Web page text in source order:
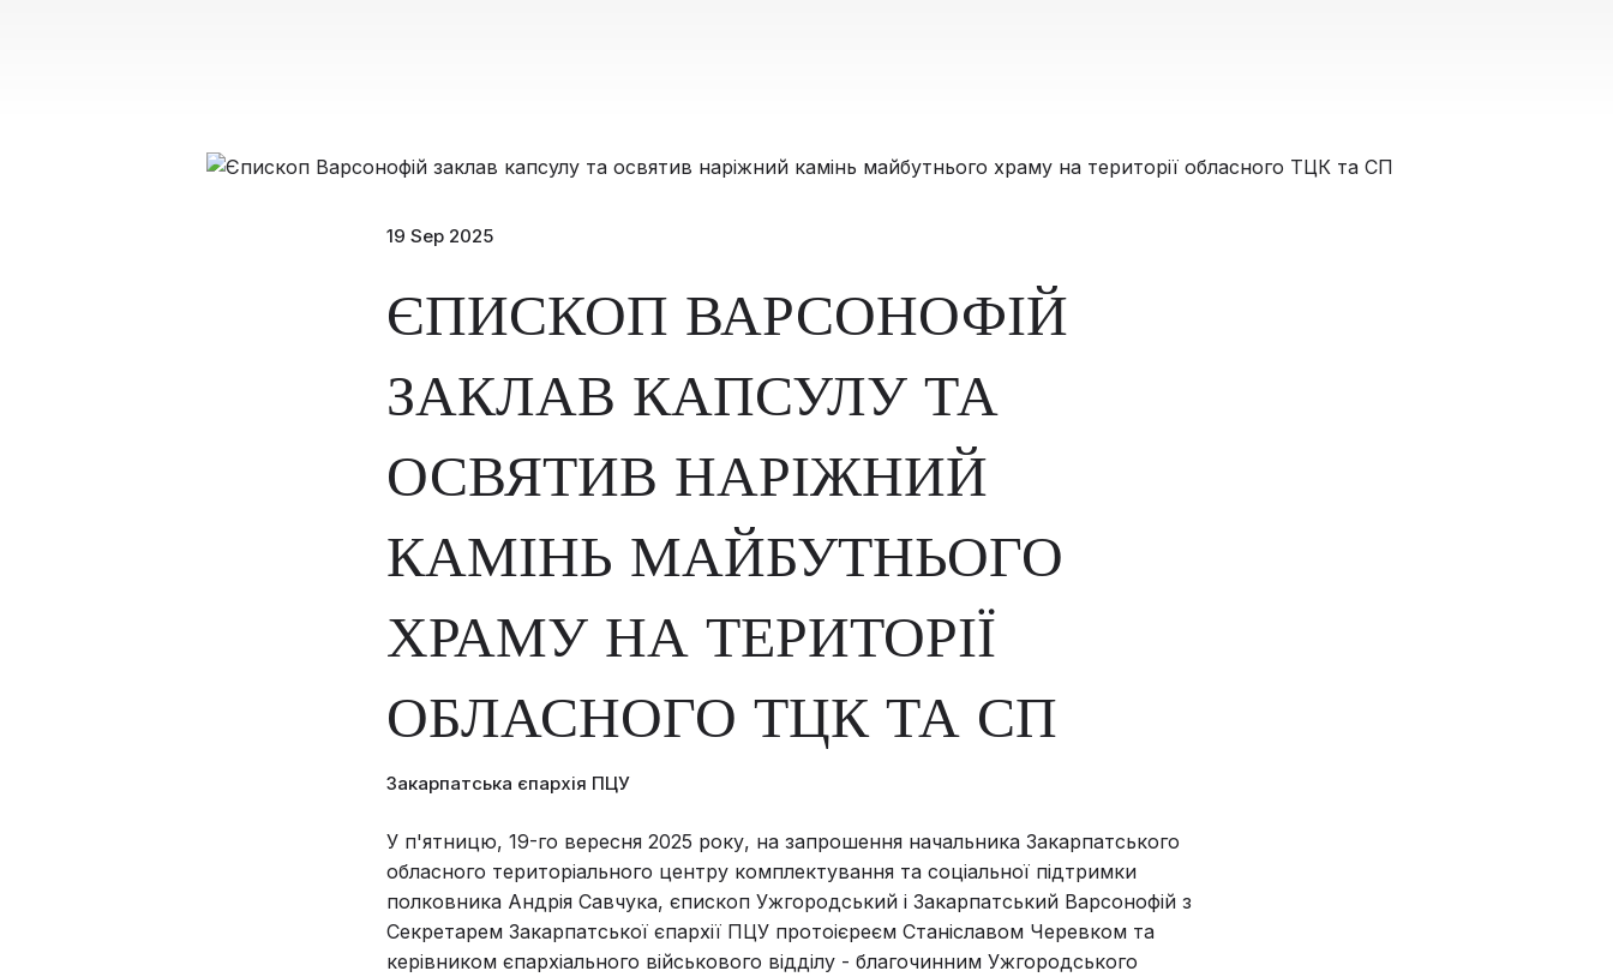
19 Sep 2025
ЄПИСКОП ВАРСОНОФІЙ
ЗАКЛАВ КАПСУЛУ ТА
ОСВЯТИВ НАРІЖНИЙ
КАМІНЬ МАЙБУТНЬОГО
ХРАМУ НА ТЕРИТОРІЇ
ОБЛАСНОГО ТЦК ТА СП
Закарпатська єпархія ПЦУ
У п'ятницю, 19-го вересня 2025 року, на запрошення начальника Закарпатського
обласного територіального центру комплектування та соціальної підтримки
полковника Андрія Савчука, єпископ Ужгородський і Закарпатський Варсонофій з
Секретарем Закарпатської єпархії ПЦУ протоієреєм Станіславом Черевком та
керівником єпархіального військового відділу - благочинним Ужгородського